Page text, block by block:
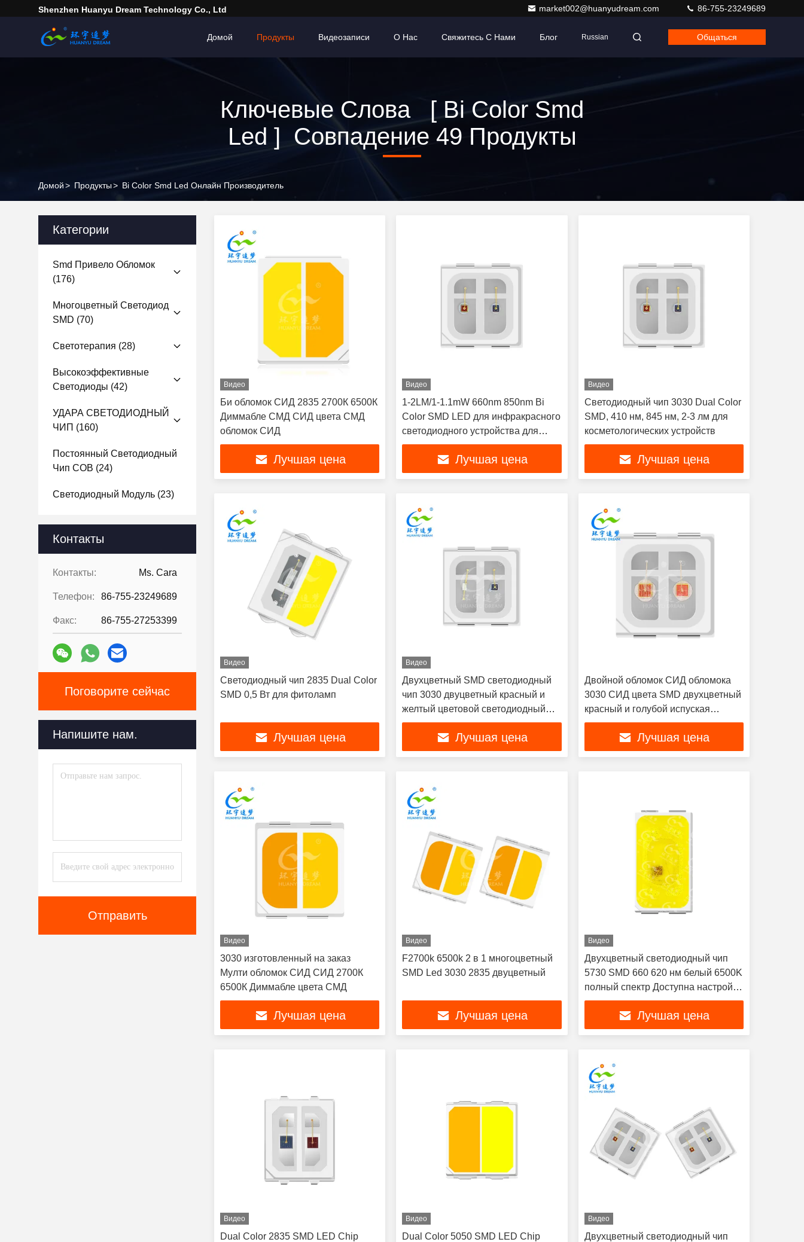
Shenzhen Huanyu Dream Technology Co., Ltd market002@huanyudream.com 86-755-23249689
Домой Продукты Видеозаписи О Нас Свяжитесь С Нами Блог Russian Общаться
Ключевые Слова [ Bi Color Smd
Led ] Совпадение 49 Продукты
Домой> Продукты> Bi Color Smd Led Онлайн Производитель
Категории
Smd Привело Обломок
(176)
Многоцветный Светодиод
SMD (70)
Светотерапия (28)
Высокоэффективные
Светодиоды (42)
УДАРА СВЕТОДИОДНЫЙ
ЧИП (160)
Постоянный Светодиодный
Чип COB (24)
Светодиодный Модуль (23)
Контакты
Контакты: Ms. Cara
Телефон: 86-755-23249689
Факс: 86-755-27253399
Поговорите сейчас
Напишите нам.
Отправить
Видео
Би обломок СИД 2835 2700К 6500К
Диммабле СМД СИД цвета СМД
обломок СИД
Лучшая цена
Видео
1-2LM/1-1.1mW 660nm 850nm Bi
Color SMD LED для инфракрасного
светодиодного устройства для
лечения красного света
Лучшая цена
Видео
Светодиодный чип 3030 Dual Color
SMD, 410 нм, 845 нм, 2-3 лм для
косметологических устройств
Лучшая цена
Видео
Светодиодный чип 2835 Dual Color
SMD 0,5 Вт для фитоламп
Лучшая цена
Видео
Двухцветный SMD светодиодный
чип 3030 двуцветный красный и
желтый цветовой светодиодный
чип
Лучшая цена
Двойной обломок СИД обломока
3030 СИД цвета SMD двухцветный
красный и голубой испуская
обломок СИД цвета
Лучшая цена
Видео
3030 изготовленный на заказ
Мулти обломок СИД СИД 2700К
6500К Диммабле цвета СМД
Лучшая цена
Видео
F2700k 6500k 2 в 1 многоцветный
SMD Led 3030 2835 двуцветный
Лучшая цена
Видео
Двухцветный светодиодный чип
5730 SMD 660 620 нм белый 6500K
полный спектр Доступна настройка
1 Вт для освещения продуктов
питания, освещения мяса,
декоративного освещения
Лучшая цена
Видео
Dual Color 2835 SMD LED Chip
Видео
Dual Color 5050 SMD LED Chip
Видео
Двухцветный светодиодный чип